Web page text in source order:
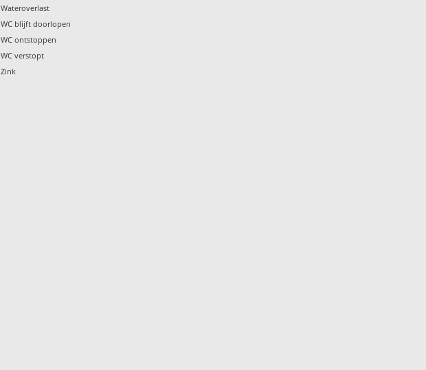
Wateroverlast
WC blijft doorlopen
WC ontstoppen
WC verstopt
Zink